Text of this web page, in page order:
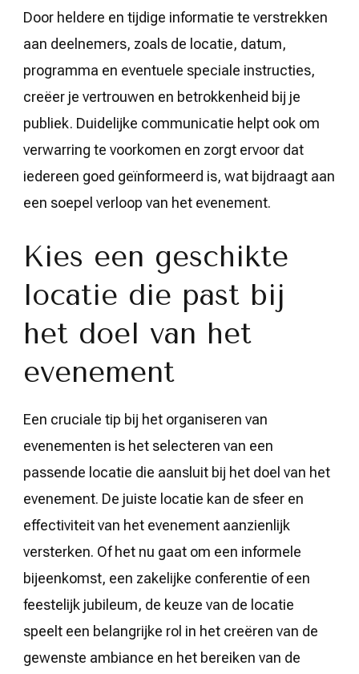
Door heldere en tijdige informatie te verstrekken
aan deelnemers, zoals de locatie, datum,
programma en eventuele speciale instructies,
creëer je vertrouwen en betrokkenheid bij je
publiek. Duidelijke communicatie helpt ook om
verwarring te voorkomen en zorgt ervoor dat
iedereen goed geïnformeerd is, wat bijdraagt aan
een soepel verloop van het evenement.
Kies een geschikte
locatie die past bij
het doel van het
evenement
Een cruciale tip bij het organiseren van
evenementen is het selecteren van een
passende locatie die aansluit bij het doel van het
evenement. De juiste locatie kan de sfeer en
effectiviteit van het evenement aanzienlijk
versterken. Of het nu gaat om een informele
bijeenkomst, een zakelijke conferentie of een
feestelijk jubileum, de keuze van de locatie
speelt een belangrijke rol in het creëren van de
gewenste ambiance en het bereiken van de